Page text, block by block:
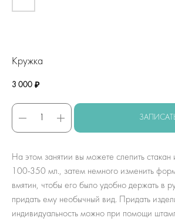
Кружка
3 000 ₽
На этом занятии вы можете слепить
100-350 мл., затем немного изменить
вмятин, чтобы его было удобно держать в
придать ему необычный вид. Придать
индивидуальность можно при помощи